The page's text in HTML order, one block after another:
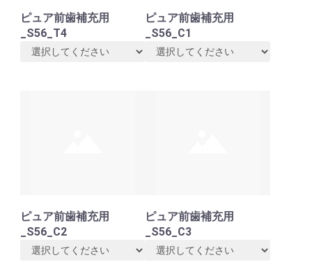
ピュア前歯補充用
_S56_T4
ピュア前歯補充用
_S56_C1
ピュア前歯補充用
_S56_C2
ピュア前歯補充用
_S56_C3